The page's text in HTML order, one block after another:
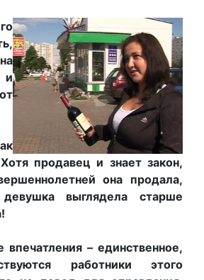
и
Хотя продавец и знает закон,
она продала,
выглядела старше
впечатления – единственное,
работники этого